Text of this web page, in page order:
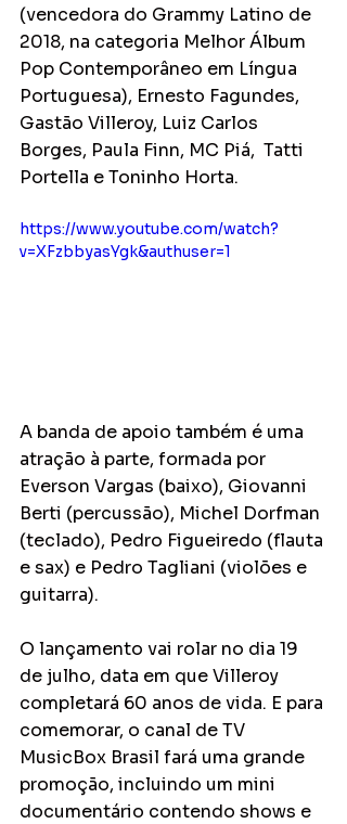
(vencedora do Grammy Latino de
2018, na categoria Melhor Álbum
Pop Contemporâneo em Língua
Portuguesa), Ernesto Fagundes,
Gastão Villeroy, Luiz Carlos
Borges, Paula Finn, MC Piá,  Tatti
Portella e Toninho Horta.
https://www.youtube.com/watch?
v=XFzbbyasYgk&authuser=1
A banda de apoio também é uma
atração à parte, formada por
Everson Vargas (baixo), Giovanni
Berti (percussão), Michel Dorfman
(teclado), Pedro Figueiredo (flauta
e sax) e Pedro Tagliani (violões e
guitarra).
O lançamento vai rolar no dia 19
de julho, data em que Villeroy
completará 60 anos de vida. E para
comemorar, o canal de TV
MusicBox Brasil fará uma grande
promoção, incluindo um mini
documentário contendo shows e